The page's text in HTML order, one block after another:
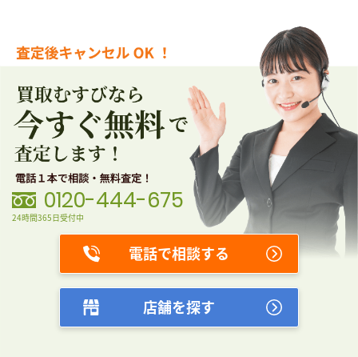
0120-444-675
24時間365日受付中
電話で相談する
店舗を探す